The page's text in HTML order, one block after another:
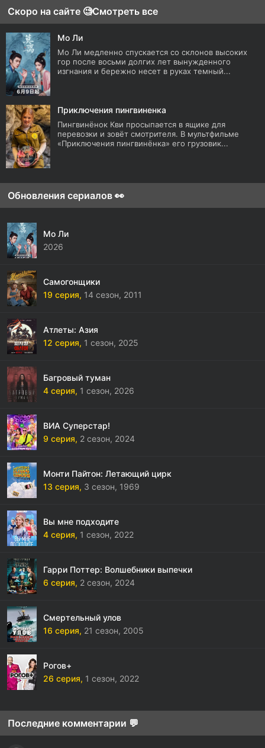
Скоро на сайте 🧐Смотреть все
Мо Ли
Мо Ли медленно спускается со склонов высоких
гор после восьми долгих лет вынужденного
изгнания и бережно несет в руках темный...
Приключения пингвиненка
Пингвинёнок Кви просыпается в ящике для
перевозки и зовёт смотрителя. В мультфильме
«Приключения пингвинёнка» его грузовик...
Обновления сериалов 👀
Мо Ли
2026
Самогонщики
19 серия, 14 сезон, 2011
Атлеты: Азия
12 серия, 1 сезон, 2025
Багровый туман
4 серия, 1 сезон, 2026
ВИА Суперстар!
9 серия, 2 сезон, 2024
Монти Пайтон: Летающий цирк
13 серия, 3 сезон, 1969
Вы мне подходите
4 серия, 1 сезон, 2022
Гарри Поттер: Волшебники выпечки
6 серия, 2 сезон, 2024
Смертельный улов
16 серия, 21 сезон, 2005
Рогов+
26 серия, 1 сезон, 2022
Последние комментарии 💬